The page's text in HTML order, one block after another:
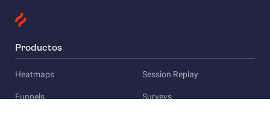
Productos
Heatmaps Session Replay
Funnels Surveys